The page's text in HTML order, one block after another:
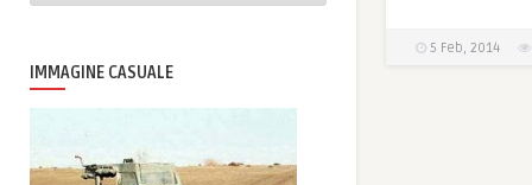
IMMAGINE CASUALE
5 Feb, 2014